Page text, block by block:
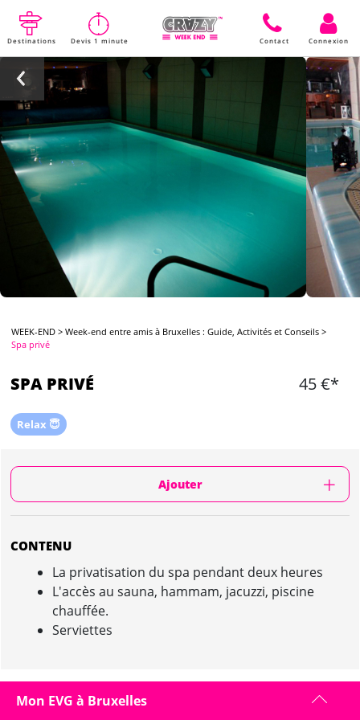
Destinations Devis 1 minute Contact Connexion
WEEK-END >Week-end entre amis à Bruxelles : Guide, Activités et Conseils >
Spa privé
SPA PRIVÉ 45 €*
Relax 😇
Ajouter
CONTENU
La privatisation du spa pendant deux heures
L'accès au sauna, hammam, jacuzzi, piscine
chauffée.
Serviettes
SPA PRIVÉ À BRUXELLES : PRÉSENTATION
Mon EVG à Bruxelles